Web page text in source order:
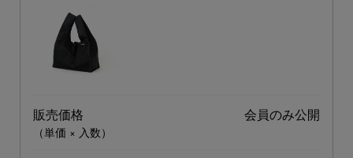
販売価格
（単価 × 入数）
会員のみ公開